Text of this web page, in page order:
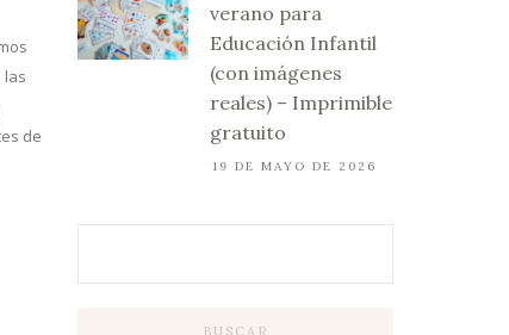
las
de
verano para
Educación Infantil
(con imágenes
reales) – Imprimible
gratuito
19 DE MAYO DE 2026